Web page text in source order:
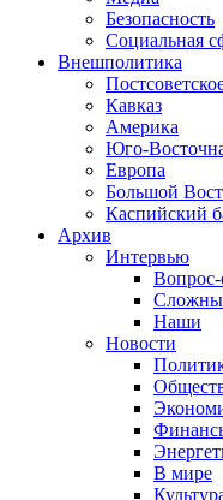
Безопасность
Социальная
Внешполитика
Кавказ
Америка
Юго-
Европа
Большой
Каспийский
Архив
Интервью
Вопрос-
Наши
Новости
В мире